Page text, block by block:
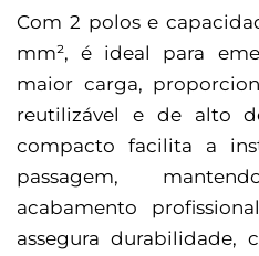
Com 2 polos e
mm², é ideal para
maior carga,
reutilizável e de alto
compacto facilita a
passagem,
acabamento
assegura durabilidade,